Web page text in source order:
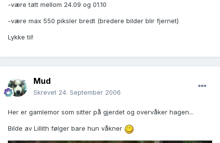
-være tatt mellom 24.09 og 01.10
-være max 550 piksler bredt (bredere bilder blir fjernet)
Lykke til!
Mud
Skrevet 24. September 2006
Her er gamlemor som sitter på gjerdet og overvåker hagen...
Bilde av Lillith følger bare hun våkner